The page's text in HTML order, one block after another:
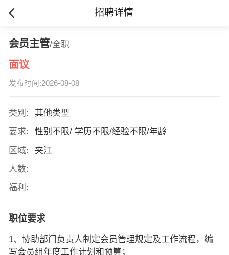
招聘详情
会员主管/全职
面议
发布时间:2026-08-08
类别:
其他类型
要求:
性别不限/ 学历不限/经验不限/年龄
区域:
夹江
人数:
福利:
职位要求
1、协助部门负责人制定会员管理规定及工作流程，编
写会员组年度工作计划和预算；